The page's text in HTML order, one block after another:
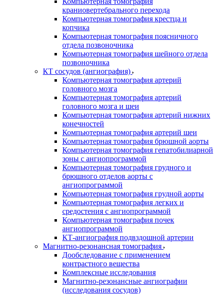
краниовертебрального перехода
Компьютерная томография крестца и
копчика
Компьютерная томография поясничного
отдела позвоночника
Компьютерная томография шейного отдела
позвоночника
КТ сосудов (ангиография)
Компьютерная томография артерий
головного мозга
Компьютерная томография артерий
головного мозга и шеи
Компьютерная томография артерий нижних
конечностей
Компьютерная томография артерий шеи
Компьютерная томография брюшной аорты
Компьютерная томография гепатобилиарной
зоны с ангиопрограммой
Компьютерная томография грудного и
брюшного отделов аорты с
ангиопрограммой
Компьютерная томография грудной аорты
Компьютерная томография легких и
средостения с ангиопрограммой
Компьютерная томография почек
ангиопрограммой
КТ-ангиография подвздошной артерии
Магнитно-резонансная томография
Дообследование с применением
контрастного вещества
Комплексные исследования
Магнитно-резонансные ангиографии
(исследования сосудов)